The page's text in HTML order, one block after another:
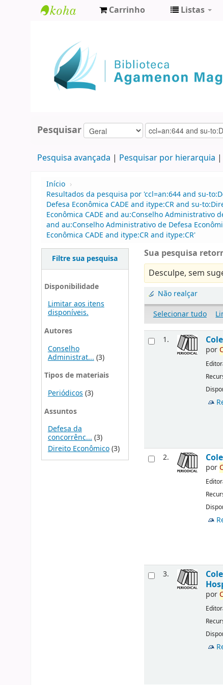
Agamenon
Magalhães
Carrinho Listas
Pesquisar
Pesquisa avançada Pesquisar por hierarquia
Início ›
Resultados da pesquisa por 'ccl=an:644 and su-
Defesa Econômica CADE and itype:CR and su-
Econômica CADE and au:Conselho Administrativo
and au:Conselho Administrativo de Defesa
Econômica CADE and itype:CR and itype:CR'
Filtre sua pesquisa
Disponibilidade
Limitar aos itens
disponíveis.
Autores
Conselho
Administrat... (3)
Tipos de materiais
Periódicos (3)
Assuntos
Defesa da
concorrênc...(3)
Direito Econômico(3)
Sua pesquisa
Desculpe, sem
Não realçar
Selecionar tudo
1.
por
2.
por
3.
por